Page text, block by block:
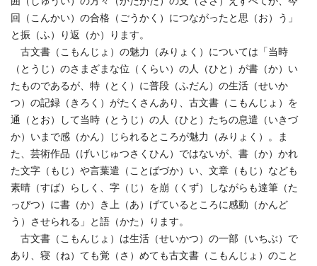
回（こんかい）の合格（ごうかく）につながったと思（お）う」
と振（ふ）り返（か）ります。
古文書（こもんじょ）の魅力（みりょく）については「当時
（とうじ）のさまざまな位（くらい）の人（ひと）が書（か）い
たものであるが、特（とく）に普段（ふだん）の生活（せいか
つ）の記録（きろく）がたくさんあり、古文書（こもんじょ）を
通（とお）して当時（とうじ）の人（ひと）たちの息遣（いきづ
か）いまで感（かん）じられるところが魅力（みりょく）。ま
た、芸術作品（げいじゅつさくひん）ではないが、書（か）かれ
た文字（もじ）や言葉遣（ことばづか）い、文章（もじ）なども
素晴（すば）らしく、字（じ）を崩（くず）しながらも達筆（た
っぴつ）に書（か）き上（あ）げているところに感動（かんど
う）させられる」と語（かた）ります。
古文書（こもんじょ）は生活（せいかつ）の一部（いちぶ）で
あり、寝（ね）ても覚（さ）めても古文書（こもんじょ）のこと